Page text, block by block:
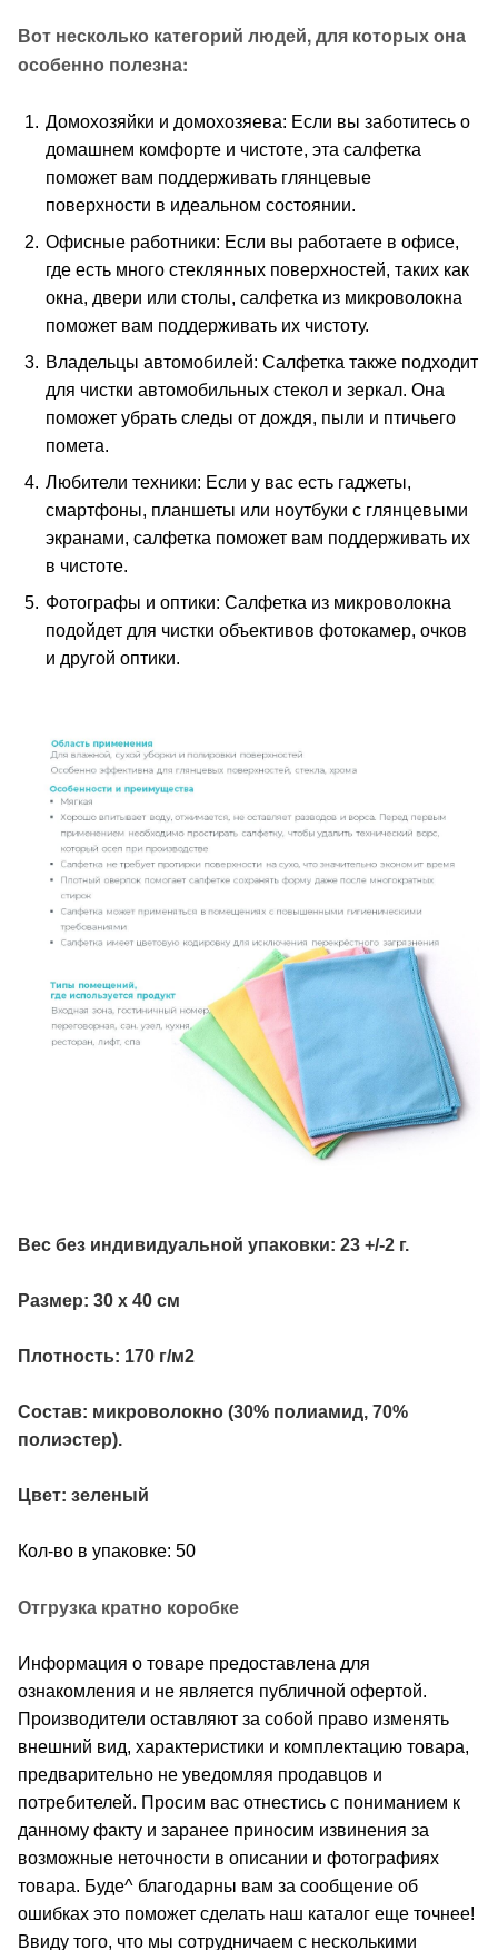
Вот несколько категорий людей, для которых она
особенно полезна:
Домохозяйки и домохозяева: Если вы заботитесь о
домашнем комфорте и чистоте, эта салфетка
поможет вам поддерживать глянцевые
поверхности в идеальном состоянии.
Офисные работники: Если вы работаете в офисе,
где есть много стеклянных поверхностей, таких как
окна, двери или столы, салфетка из микроволокна
поможет вам поддерживать их чистоту.
Владельцы автомобилей: Салфетка также подходит
для чистки автомобильных стекол и зеркал. Она
поможет убрать следы от дождя, пыли и птичьего
помета.
Любители техники: Если у вас есть гаджеты,
смартфоны, планшеты или ноутбуки с глянцевыми
экранами, салфетка поможет вам поддерживать их
в чистоте.
Фотографы и оптики: Салфетка из микроволокна
подойдет для чистки объективов фотокамер, очков
и другой оптики.
Вес без индивидуальной упаковки: 23 +/-2 г.
Размер: 30 х 40 см
Плотность: 170 г/м2
Состав: микроволокно (30% полиамид, 70%
полиэстер).
Цвет: зеленый
Кол-во в упаковке: 50
Отгрузка кратно коробке
Информация о товаре предоставлена для
ознакомления и не является публичной офертой.
Производители оставляют за собой право изменять
внешний вид, характеристики и комплектацию товара,
предварительно не уведомляя продавцов и
потребителей. Просим вас отнестись с пониманием к
данному факту и заранее приносим извинения за
возможные неточности в описании и фотографиях
товара. Буде^ благодарны вам за сообщение об
ошибках это поможет сделать наш каталог еще точнее!
Ввиду того, что мы сотрудничаем с несколькими